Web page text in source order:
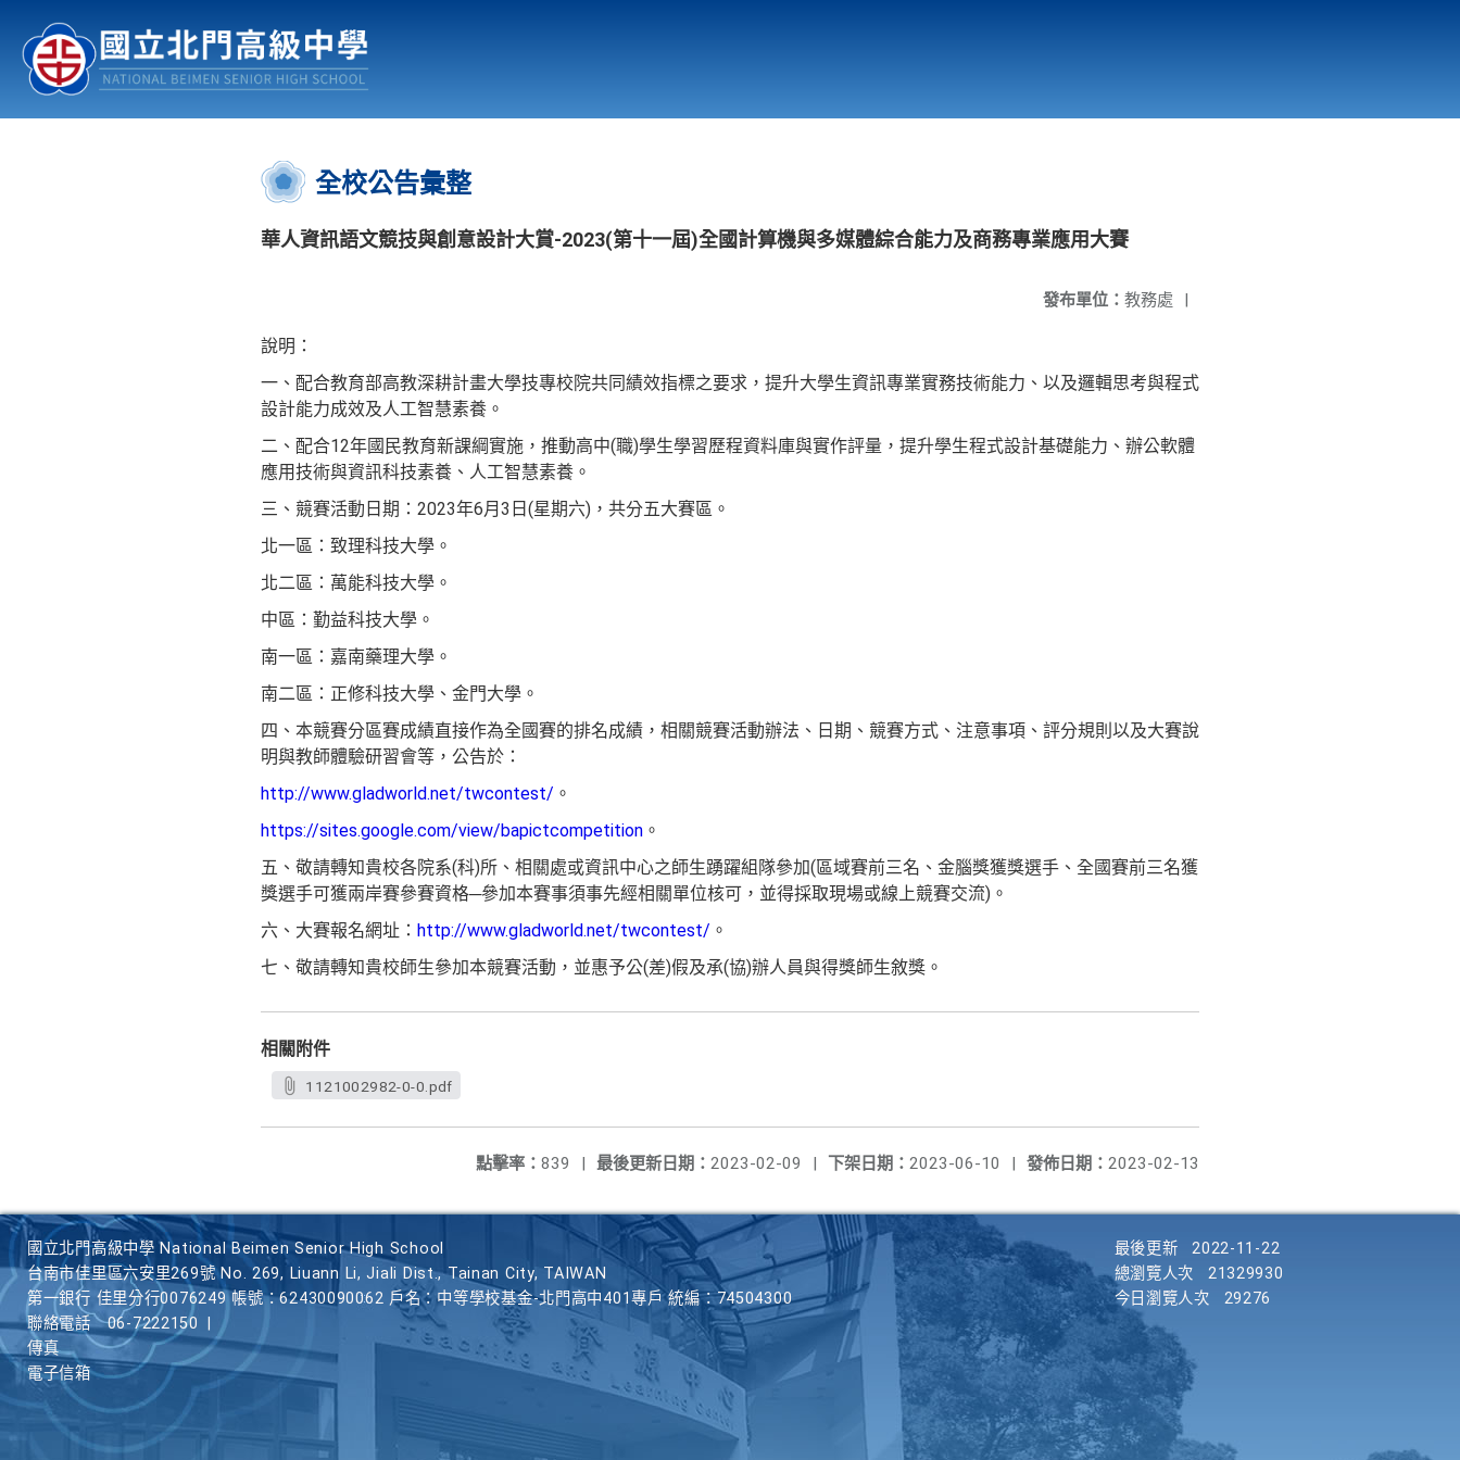
認識北中 行事曆
:::
全校公告彙整
華人資訊語文競技與創意設計大賞-2023(第十一屆)全國計算機與多媒體綜合能力及商務專業應用大賽
發布單位： 教務處 |
說明：
一、配合教育部高教深耕計畫大學技專校院共同績效指標之要求，提升大學生資訊專業實務技術能力、以及邏輯思考與程式
設計能力成效及人工智慧素養。
二、配合12年國民教育新課綱實施，推動高中(職)學生學習歷程資料庫與實作評量，提升學生程式設計基礎能力、辦公軟體
應用技術與資訊科技素養、人工智慧素養。
三、競賽活動日期：2023年6月3日(星期六)，共分五大賽區。
北一區：致理科技大學。
北二區：萬能科技大學。
中區：勤益科技大學。
南一區：嘉南藥理大學。
南二區：正修科技大學、金門大學。
四、本競賽分區賽成績直接作為全國賽的排名成績，相關競賽活動辦法、日期、競賽方式、注意事項、評分規則以及大賽說
明與教師體驗研習會等，公告於：
http://www.gladworld.net/twcontest/ 。
https://sites.google.com/view/bapictcompetition 。
五、敬請轉知貴校各院系(科)所、相關處或資訊中心之師生踴躍組隊參加(區域賽前三名、金腦獎獲獎選手、全國賽前三名獲
獎選手可獲兩岸賽參賽資格─參加本賽事須事先經相關單位核可，並得採取現場或線上競賽交流)。
六、大賽報名網址： http://www.gladworld.net/twcontest/ 。
七、敬請轉知貴校師生參加本競賽活動，並惠予公(差)假及承(協)辦人員與得獎師生敘獎。
相關附件
1121002982-0-0.pdf
發佈日期： 2023-02-13
下架日期： 2023-06-10 |
最後更新日期： 2023-02-09 |
點擊率： 839 |
國立北門高級中學 National Beimen Senior High School
台南市佳里區六安里269號 No. 269, Liuann Li, Jiali Dist., Tainan City, TAIWAN
第一銀行 佳里分行0076249 帳號：62430090062 戶名：中等學校基金-北門高中401專戶 統編：74504300
聯絡電話
06-7222150
傳真
電子信箱
最後更新
2022-11-22
總瀏覽人次
21329930
今日瀏覽人次
29276